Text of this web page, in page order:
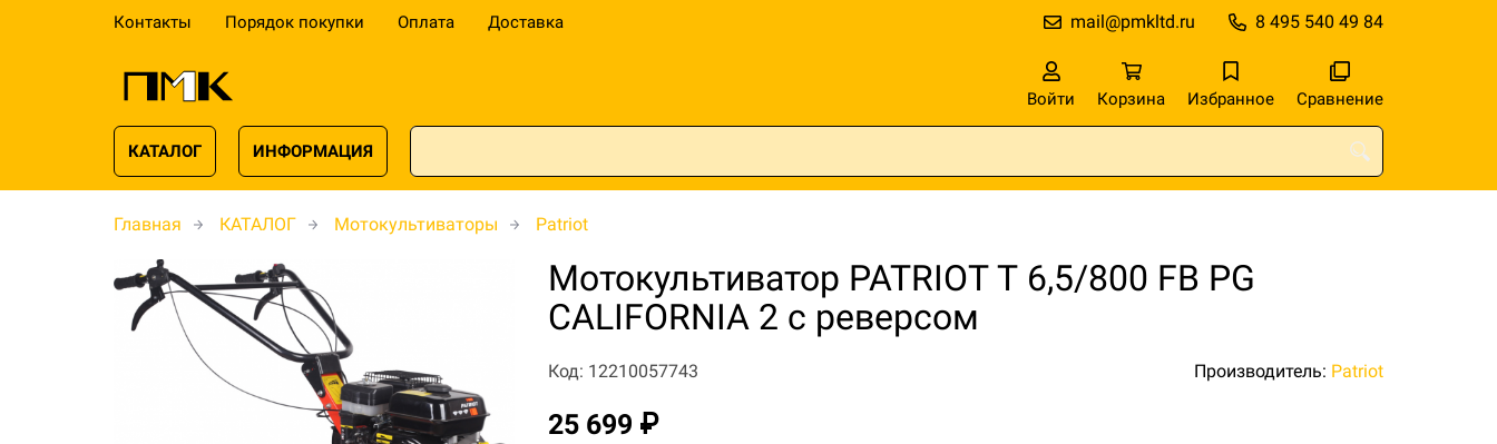
Контакты Порядок покупки Оплата Доставка 8 495 540 49 84
mail@pmkltd.ru
Войти Корзина Избранное Сравнение
КАТАЛОГ ИНФОРМАЦИЯ
Главная КАТАЛОГ Мотокультиваторы Patriot
Мотокультиватор PATRIOT Т 6,5/800 FB PG
CALIFORNIA 2 с реверсом
Код: 12210057743 Производитель: Patriot
25 699 ₽